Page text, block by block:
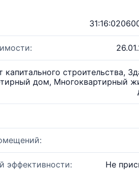
капитального строительства,
дом, Многоквартирный
эффективности: Не